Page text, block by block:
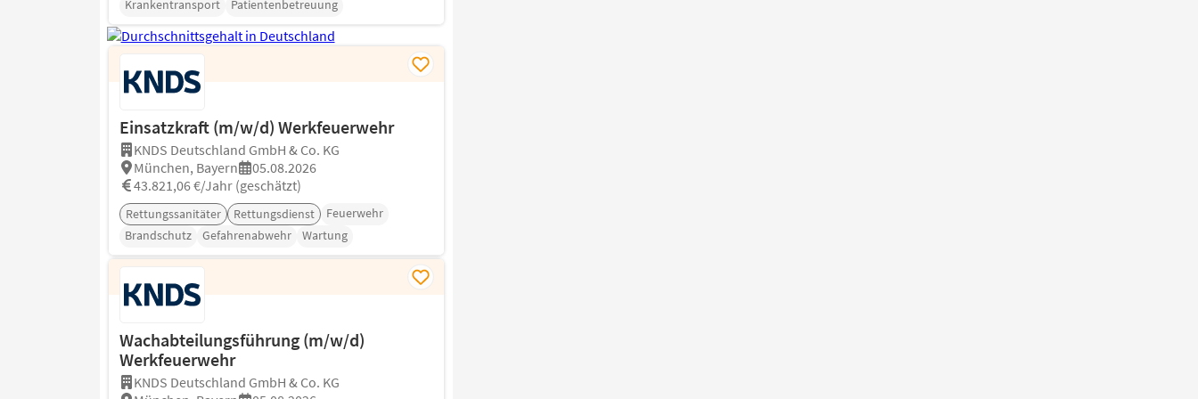
Krankentransport
Patientenbetreuung
Einsatzkraft (m/w/d) Werkfeuerwehr
KNDS Deutschland GmbH & Co. KG
München, Bayern
05.08.2026
43.821,06 €/Jahr (geschätzt)
Rettungssanitäter Rettungsdienst
Feuerwehr
Brandschutz
Gefahrenabwehr Wartung
Wachabteilungsführung (m/w/d)
Werkfeuerwehr
KNDS Deutschland GmbH & Co. KG